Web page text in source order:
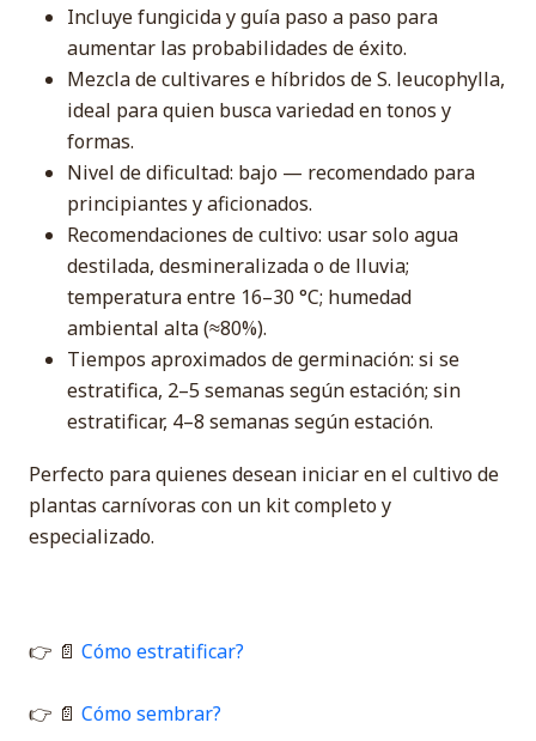
Incluye fungicida y guía paso a paso para
aumentar las probabilidades de éxito.
Mezcla de cultivares e híbridos de S. leucophylla,
ideal para quien busca variedad en tonos y
formas.
Nivel de dificultad: bajo — recomendado para
principiantes y aficionados.
Recomendaciones de cultivo: usar solo agua
destilada, desmineralizada o de lluvia;
temperatura entre 16–30 °C; humedad
ambiental alta (≈80%).
Tiempos aproximados de germinación: si se
estratifica, 2–5 semanas según estación; sin
estratificar, 4–8 semanas según estación.
Perfecto para quienes desean iniciar en el cultivo de
plantas carnívoras con un kit completo y
especializado.
👉 📄 Cómo estratificar?
👉 📄 Cómo sembrar?